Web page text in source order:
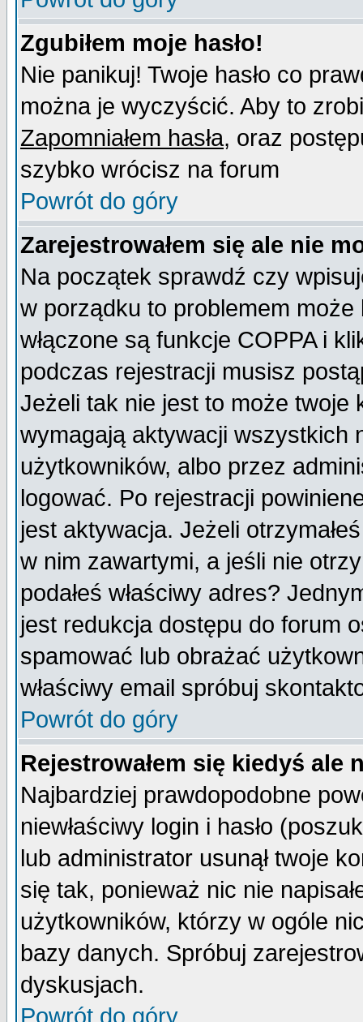
Zgubiłem moje hasło!
Nie panikuj! Twoje hasło co
można je wyczyścić. Aby to
Zapomniałem hasła, oraz
szybko wrócisz na forum
Powrót do góry
Zarejestrowałem się ale nie
Na początek sprawdź czy
w porządku to problemem
włączone są funkcje COPPA i
podczas rejestracji musisz
Jeżeli tak nie jest to może twoje
wymagają aktywacji wszystkich
użytkowników, albo przez
logować. Po rejestracji
jest aktywacja. Jeżeli
w nim zawartymi, a jeśli nie
podałeś właściwy adres?
jest redukcja dostępu do forum
spamować lub obrażać
właściwy email spróbuj
Powrót do góry
Rejestrowałem się kiedyś ale
Najbardziej prawdopodobne
niewłaściwy login i hasło
lub administrator usunął twoje
się tak, ponieważ nic nie
użytkowników, którzy w ogóle
bazy danych. Spróbuj
dyskusjach.
Powrót do góry